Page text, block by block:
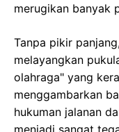
merugikan banyak
Tanpa pikir
melayangkan
olahraga" yang
menggambarkan
hukuman jalanan
menjadi sangat